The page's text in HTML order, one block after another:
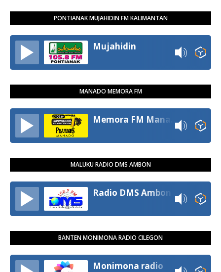
PONTIANAK MUJAHIDIN FM KALIMANTAN
Mujahidin
MANADO MEMORA FM
MALUKU RADIO DMS AMBON
Radio DMS Ambon
BANTEN MONIMONA RADIO CILEGON
Monimona radio